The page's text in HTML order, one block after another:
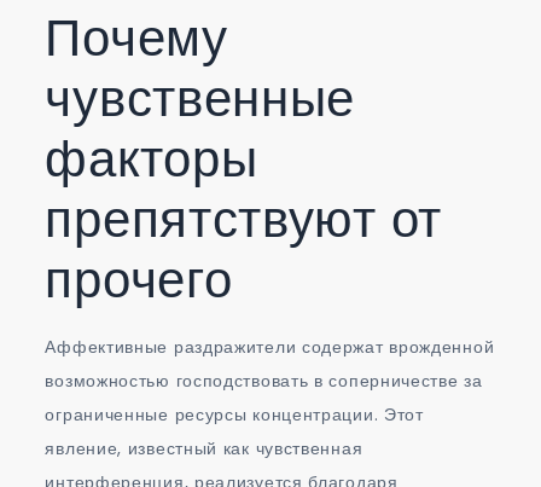
Почему
чувственные
факторы
препятствуют от
прочего
Аффективные раздражители содержат врожденной
возможностью господствовать в соперничестве за
ограниченные ресурсы концентрации. Этот
явление, известный как чувственная
интерференция, реализуется благодаря